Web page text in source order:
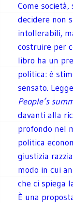
Come
decidere non
intollerabili,
costruire per
libro ha un
politica: è
sensato.
People’s
davanti alla
profondo nel
politica
giustizia
modo in cui
che ci spiega
È una